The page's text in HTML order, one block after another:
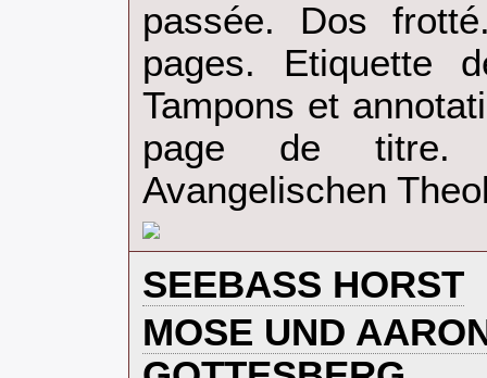
passée. Dos
pages. Etiquette
Tampons et
page de titre.
Avangelischen
‎SEEBASS HORST‎
‎MOSE UND